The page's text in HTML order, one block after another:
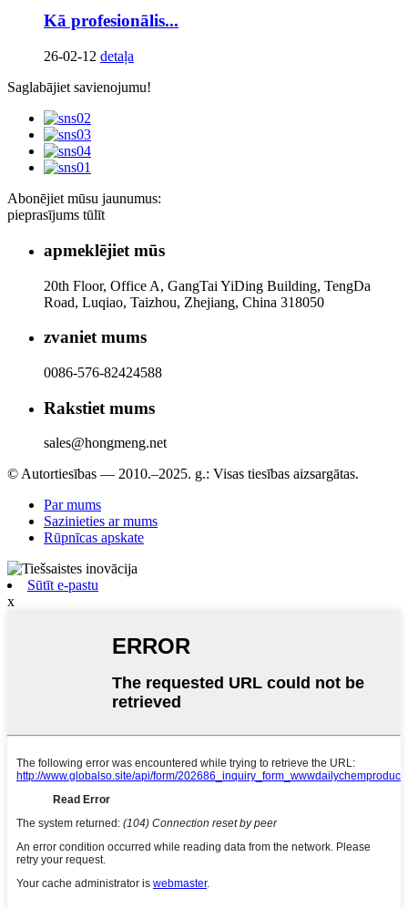
Kā profesionālis...
26-02-12 detaļa
Saglabājiet savienojumu!
Abonējiet mūsu jaunumus:
pieprasījums tūlīt
apmeklējiet mūs
20th Floor, Office A, GangTai YiDing Building, TengDa
Road, Luqiao, Taizhou, Zhejiang, China 318050
zvaniet mums
0086-576-82424588
Rakstiet mums
sales@hongmeng.net
© Autortiesības — 2010.–2025. g.: Visas tiesības aizsargātas.
Par mums
Sazinieties ar mums
Rūpnīcas apskate
Sūtīt e-pastu
x